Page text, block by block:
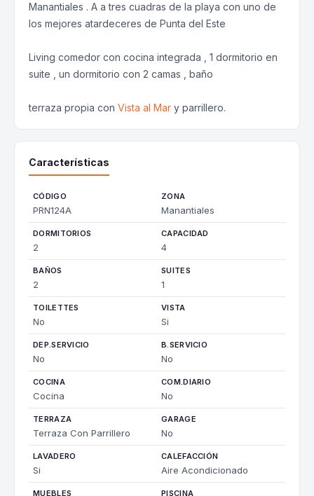
Manantiales . A a tres cuadras de la playa con uno de
los mejores atardeceres de Punta del Este
Living comedor con cocina integrada , 1 dormitorio en
suite , un dormitorio con 2 camas , baño
terraza propia con Vista al Mar y parrillero.
Características
CÓDIGO
PRN124A
ZONA
Manantiales
DORMITORIOS
2
CAPACIDAD
4
BAÑOS
2
SUITES
1
TOILETTES
No
VISTA
Si
DEP.SERVICIO
No
B.SERVICIO
No
COCINA
Cocina
COM.DIARIO
No
TERRAZA
Terraza Con Parrillero
GARAGE
No
LAVADERO
Si
CALEFACCIÓN
Aire Acondicionado
MUEBLES PISCINA